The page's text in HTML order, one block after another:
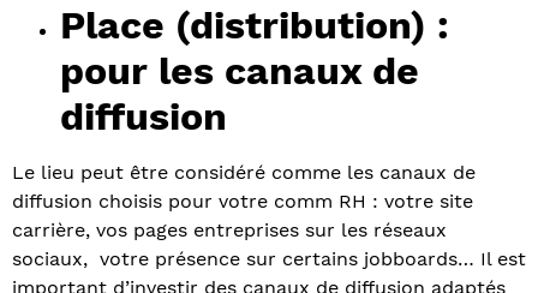
Place (distribution) :
pour les canaux de
diffusion
Le lieu peut être considéré comme les canaux de
diffusion choisis pour votre comm RH : votre site
carrière, vos pages entreprises sur les réseaux
sociaux, votre présence sur certains jobboards… Il est
important d’investir des canaux de diffusion adaptés